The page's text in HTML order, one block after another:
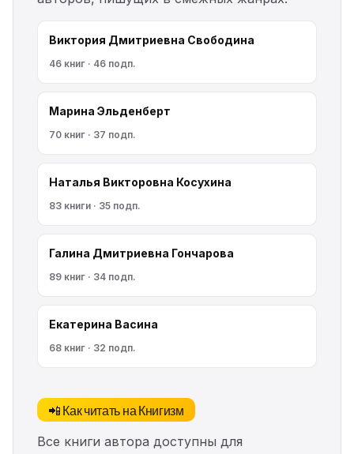
Виктория Дмитриевна Свободина
46 книг · 46 подп.
Марина Эльденберт
70 книг · 37 подп.
Наталья Викторовна Косухина
83 книги · 35 подп.
Галина Дмитриевна Гончарова
89 книг · 34 подп.
Екатерина Васина
68 книг · 32 подп.
📲 Как читать на Книгизм
Все книги автора доступны для